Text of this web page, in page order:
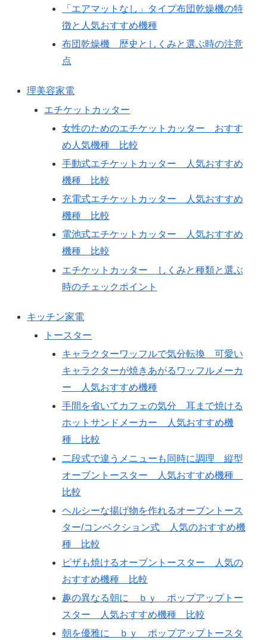
「エアマットなし」タイプ布団乾燥機の特
徴と人気おすすめ機種
布団乾燥機 歴史としくみと選ぶ時の注意
点
理美容家電
エチケットカッター
女性のためのエチケットカッター おすす
め人気機種 比較
手動式エチケットカッター 人気おすすめ
機種 比較
充電式エチケットカッター 人気おすすめ
機種 比較
電池式エチケットカッター 人気おすすめ
機種 比較
エチケットカッター しくみと種類と選ぶ
時のチェックポイント
キッチン家電
トースター
キャラクターワッフルで気分転換 可愛い
キャラクターが焼きあがるワッフルメーカ
ー 人気おすすめ機種
手間を省いてカフェの気分 耳まで焼ける
ホットサンドメーカー 人気おすすめ機
種 比較
二段式で違うメニューも同時に調理 縦型
オーブントースター 人気おすすめ機種
比較
ヘルシーな揚げ物を作れるオーブントース
ター/コンベクション式 人気のおすすめ機
種 比較
ピザも焼けるオーブントースター 人気の
おすすめ機種 比較
趣の異なる朝に ｂｙ ポップアップトー
スター 人気おすすめ機種 比較
朝を優雅に ｂｙ ポップアップトースタ